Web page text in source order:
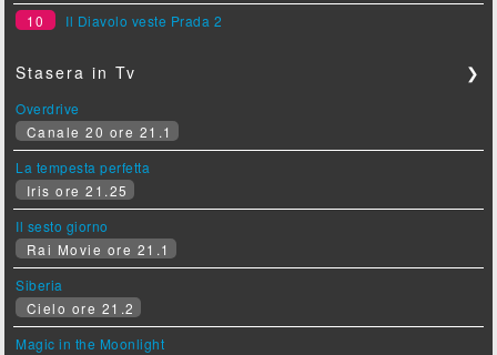
10
Il Diavolo veste Prada 2
Stasera in Tv ❯
Overdrive
Canale 20 ore 21.1
La tempesta perfetta
Iris ore 21.25
Il sesto giorno
Rai Movie ore 21.1
Siberia
Cielo ore 21.2
Magic in the Moonlight